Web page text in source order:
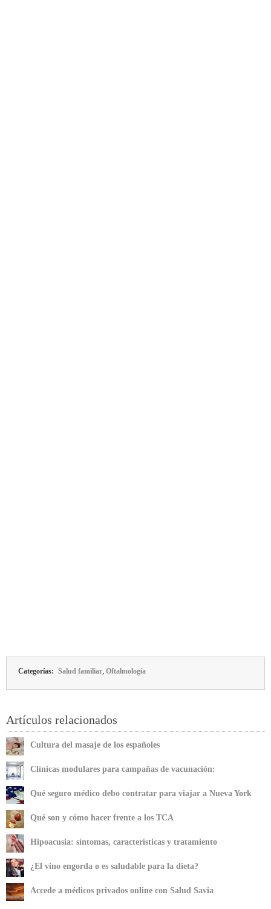
Categorías: Salud familiar, Oftalmología
Artículos relacionados
Cultura del masaje de los españoles
Clínicas modulares para campañas de vacunación:
características y ventajas
Qué seguro médico debo contratar para viajar a Nueva York
Qué son y cómo hacer frente a los TCA
Hipoacusia: síntomas, características y tratamiento
¿El vino engorda o es saludable para la dieta?
Accede a médicos privados online con Salud Savia